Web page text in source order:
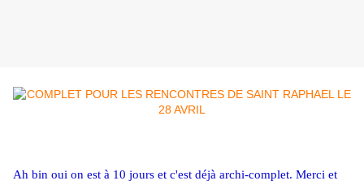
Ah bin oui on est à 10 jours et c'est déjà archi-complet. Merci et